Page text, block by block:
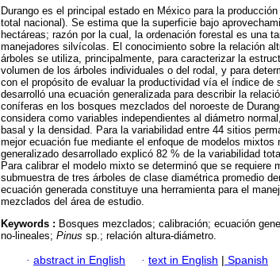
Durango es el principal estado en México para la
total nacional). Se estima que la superficie bajo
hectáreas; razón por la cual, la ordenación forestal es una
manejadores silvícolas. El conocimiento sobre la relación
árboles se utiliza, principalmente, para caracterizar la
volumen de los árboles individuales o del rodal, y para
con el propósito de evaluar la productividad vía el índice de
desarrolló una ecuación generalizada para describir la
coníferas en los bosques mezclados del noroeste de
considera como variables independientes al diámetro
basal y la densidad. Para la variabilidad entre 44 sitios
mejor ecuación fue mediante el enfoque de modelos mixtos
generalizado desarrollado explicó 82 % de la variabilidad
Para calibrar el modelo mixto se determinó que se requiere
submuestra de tres árboles de clase diamétrica promedio
ecuación generada constituye una herramienta para el
mezclados del área de estudio.
Keywords : Bosques mezclados; calibración; ecuación
no-lineales; Pinus sp.; relación altura-diámetro.
· abstract in English · text in English | Spanish